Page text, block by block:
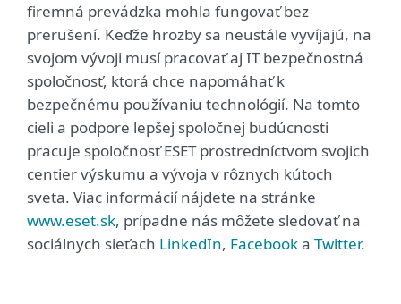
firemná prevádzka mohla fungovať bez
prerušení. Keďže hrozby sa neustále vyvíjajú, na
svojom vývoji musí pracovať aj IT bezpečnostná
spoločnosť, ktorá chce napomáhať k
bezpečnému používaniu technológií. Na tomto
cieli a podpore lepšej spoločnej budúcnosti
pracuje spoločnosť ESET prostredníctvom svojich
centier výskumu a vývoja v rôznych kútoch
sveta. Viac informácií nájdete na stránke
www.eset.sk, prípadne nás môžete sledovať na
sociálnych sieťach LinkedIn, Facebooka Twitter.